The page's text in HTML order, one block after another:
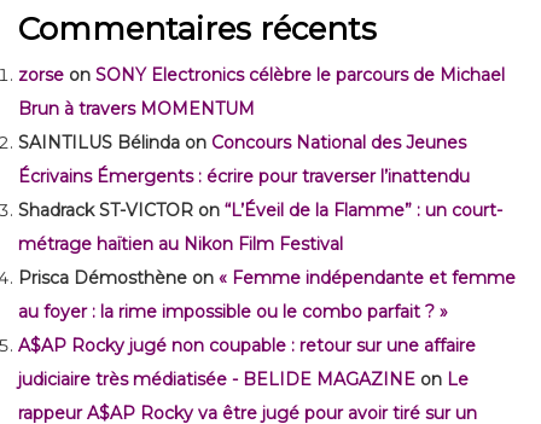
Commentaires récents
zorse on SONY Electronics célèbre le parcours de Michael
Brun à travers MOMENTUM
SAINTILUS Bélinda on Concours National des Jeunes
Écrivains Émergents : écrire pour traverser l’inattendu
Shadrack ST-VICTOR on “L’Éveil de la Flamme” : un court-
métrage haïtien au Nikon Film Festival
Prisca Démosthène on « Femme indépendante et femme
au foyer : la rime impossible ou le combo parfait ? »
A$AP Rocky jugé non coupable : retour sur une affaire
judiciaire très médiatisée - BELIDE MAGAZINE on Le
rappeur A$AP Rocky va être jugé pour avoir tiré sur un